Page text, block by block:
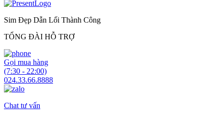
Sim Đẹp Dẫn Lối Thành Công
TỔNG ĐÀI HỖ TRỢ
Gọi mua hàng
(7:30 - 22:00)
024.33.66.8888
Chat tư vấn